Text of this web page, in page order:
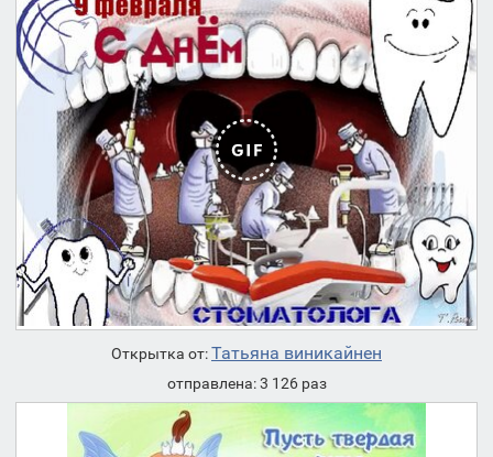
Открытка от:Татьяна виникайнен
отправлена: 3 126 раз